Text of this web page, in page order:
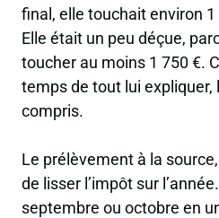
final, elle touchait environ
Elle était un peu déçue,
toucher au moins 1 750 €.
temps de tout lui expliquer,
compris.
Le prélèvement à la
de lisser l’impôt sur
septembre ou octobre en